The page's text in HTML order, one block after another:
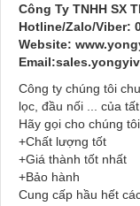
Công Ty TNHH SX
Hotline/Zalo/Viber:
Website:
Công ty chúng tôi
lọc, đầu nối ... của
Hãy gọi cho chúng
+Chất lượng tốt
+Giá thành tốt nhất
+Bảo hành
Cung cấp hầu hết